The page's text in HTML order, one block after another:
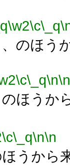
\w2\c\_q
、のほう
\c\_q\n\n
のほうか
\c\_q\n\n
ほうから